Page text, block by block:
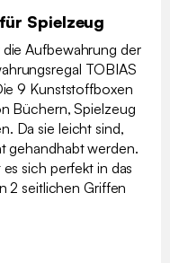
Spielzeug
Aufbewahrung der
TOBIAS
9 Kunststoffboxen
Büchern, Spielzeug
Da sie leicht sind,
gehandhabt werden.
sich perfekt in das
2 seitlichen Griffen